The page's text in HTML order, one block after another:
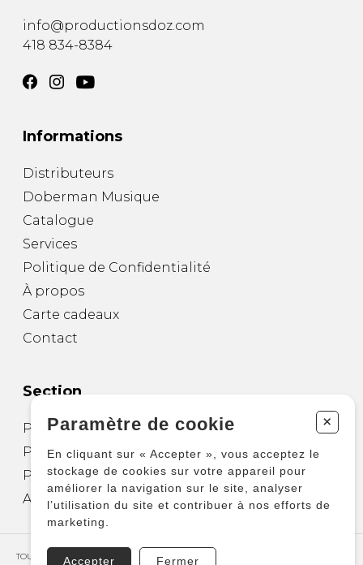
info@productionsdoz.com
418 834-8384
Informations
Distributeurs
Doberman Musique
Catalogue
Services
Politique de Confidentialité
À propos
Carte cadeaux
Contact
Section
Partitions pour guitare
Partitions pour autres instruments
Partitions pour ensembles
Autres produits
TOUS DROITS RÉSERVÉS © COPYRIGHT 2026 – PRODUCTIONS D'OZ
Paramètre de cookie +
En cliquant sur « Accepter », vous acceptez le
stockage de cookies sur votre appareil pour
améliorer la navigation sur le site, analyser
l’utilisation du site et contribuer à nos efforts de
marketing.
Accepter Fermer